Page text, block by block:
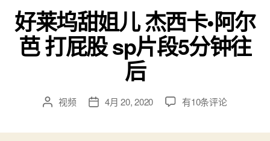
好莱坞甜姐儿 杰西卡•阿尔
芭 打屁股 sp片段5分钟往
后
文 视频
发 4月 20, 2020
好
有10条评论